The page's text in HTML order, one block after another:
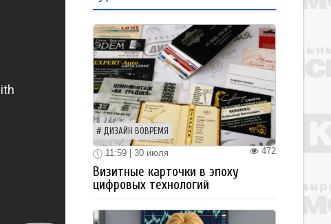
ДИЗАЙН ВОВРЕМЯ
472
11:59 | 30 июля
Визитные карточки в эпоху
цифровых технологий